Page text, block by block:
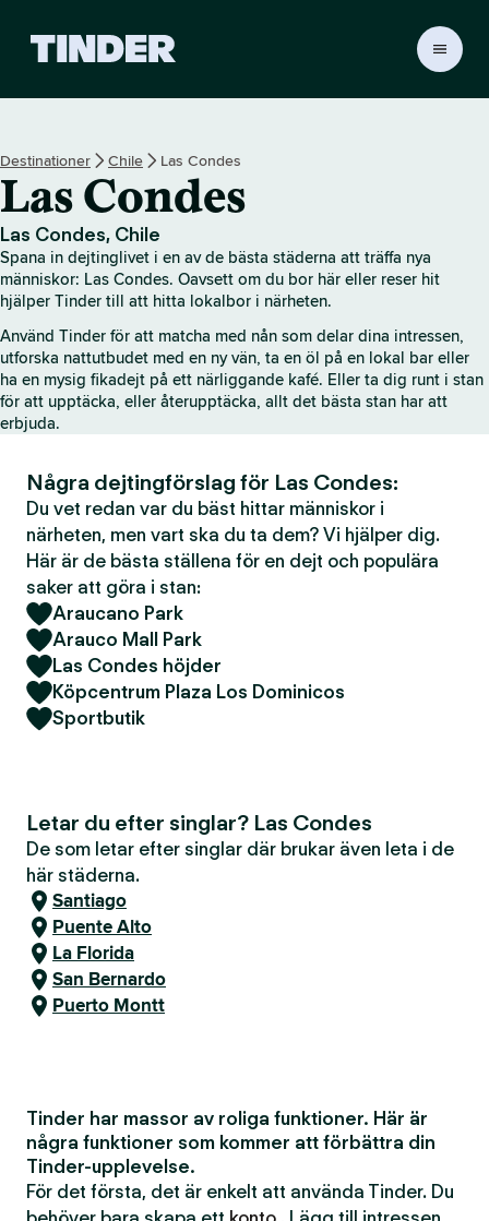
r
s
s
a
r
t
i
d
a
Destinationer Chile Las Condes
Las Condes
Las Condes, Chile
Spana in dejtinglivet i en av de bästa städerna att träffa nya
människor: Las Condes. Oavsett om du bor här eller reser hit
hjälper Tinder till att hitta lokalbor i närheten.
Använd Tinder för att matcha med nån som delar dina intressen,
utforska nattutbudet med en ny vän, ta en öl på en lokal bar eller
ha en mysig fikadejt på ett närliggande kafé. Eller ta dig runt i stan
för att upptäcka, eller återupptäcka, allt det bästa stan har att
erbjuda.
Några dejtingförslag för Las Condes:
Du vet redan var du bäst hittar människor i
närheten, men vart ska du ta dem? Vi hjälper dig.
Här är de bästa ställena för en dejt och populära
saker att göra i stan:
Araucano Park
Arauco Mall Park
Las Condes höjder
Köpcentrum Plaza Los Dominicos
Sportbutik
Letar du efter singlar? Las Condes
De som letar efter singlar där brukar även leta i de
här städerna.
Santiago
Puente Alto
La Florida
San Bernardo
Puerto Montt
Tinder har massor av roliga funktioner. Här är
några funktioner som kommer att förbättra din
Tinder-upplevelse.
För det första, det är enkelt att använda Tinder. Du